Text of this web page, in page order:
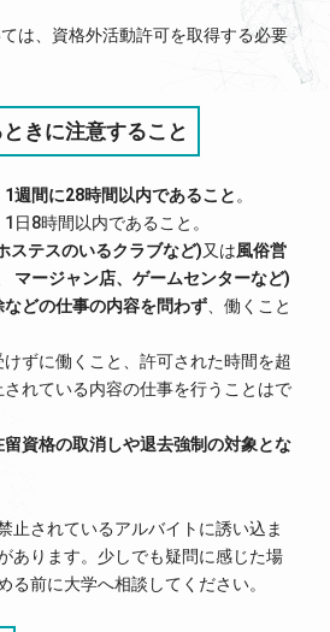
は、資格外活動許可を取得する必要
きに注意すること
1週間に28時間以内であること 。
日8時間以内であること。
ステスのいるクラブなど)又は風俗営
マージャン店、ゲームセンターなど)
などの仕事の内容を問わず 、働くこと
ずに働くこと、許可された時間を超
れている内容の仕事を行うことはで
資格の取消しや退去強制の対象とな
止されているアルバイトに誘い込ま
あります。少しでも疑問に感じた場
る前に大学へ相談してください。